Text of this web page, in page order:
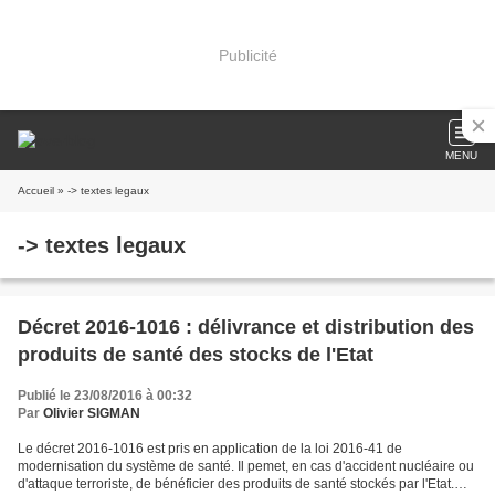
Publicité
MENU
Accueil » -> textes legaux
-> textes legaux
Décret 2016-1016 : délivrance et distribution des
produits de santé des stocks de l'Etat
Publié le 23/08/2016 à 00:32
Par Olivier SIGMAN
Le décret 2016-1016 est pris en application de la loi 2016-41 de
modernisation du système de santé. Il pemet, en cas d'accident nucléaire ou
d'attaque terroriste, de bénéficier des produits de santé stockés par l'Etat.